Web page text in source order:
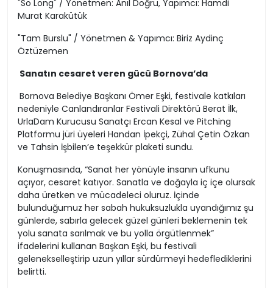
"So Long" / Yönetmen: Anıl Doğru, Yapımcı: Hamdi
Murat Karakütük
"Tam Burslu" / Yönetmen & Yapımcı: Biriz Aydinç
Öztüzemen
Sanatın cesaret veren gücü Bornova’da
Bornova Belediye Başkanı Ömer Eşki, festivale katkıları
nedeniyle Canlandıranlar Festivali Direktörü Berat İlk,
UrlaDam Kurucusu Sanatçı Ercan Kesal ve Pitching
Platformu jüri üyeleri Handan İpekçi, Zühal Çetin Özkan
ve Tahsin İşbilen’e teşekkür plaketi sundu.
Konuşmasında, “Sanat her yönüyle insanın ufkunu
açıyor, cesaret katıyor. Sanatla ve doğayla iç içe olursak
daha üretken ve mücadeleci oluruz. İçinde
bulunduğumuz her sabah hukuksuzlukla uyandığımız şu
günlerde, sabırla gelecek güzel günleri beklemenin tek
yolu sanata sarılmak ve bu yolla örgütlenmek”
ifadelerini kullanan Başkan Eşki, bu festivali
gelenekselleştirip uzun yıllar sürdürmeyi hedeflediklerini
belirtti.